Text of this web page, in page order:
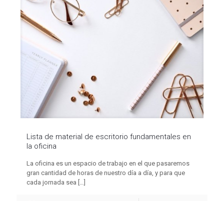
Lista de material de escritorio fundamentales en
la oficina
La oficina es un espacio de trabajo en el que pasaremos
gran cantidad de horas de nuestro día a día, y para que
cada jornada sea […]